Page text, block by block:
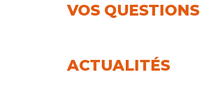
VOS QUESTIONS
ACTUALITÉS